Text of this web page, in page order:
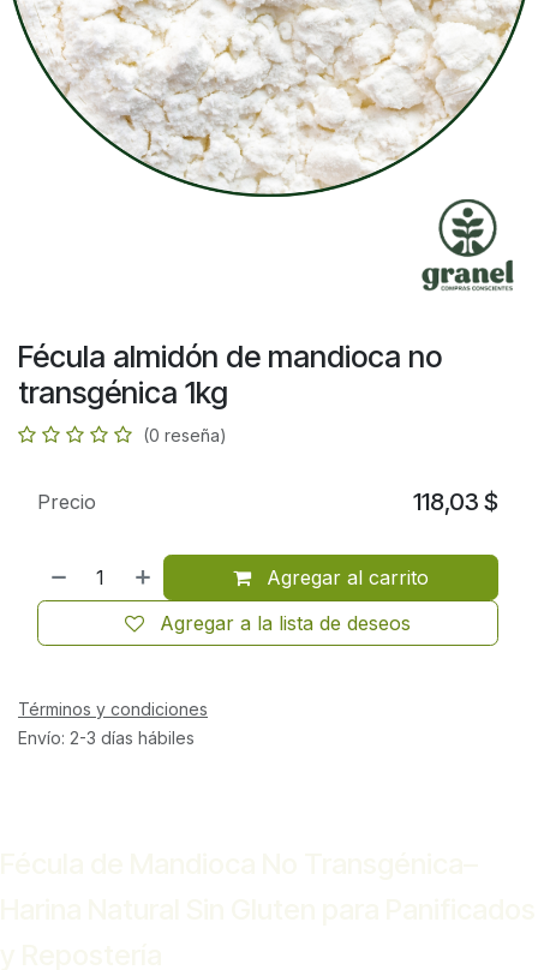
Fécula almidón de mandioca no
transgénica 1kg
(0 reseña)
Agregar al carrito
Agregar a la lista de deseos
Precio 118,03 $
Términos y condiciones
Envío: 2-3 días hábiles